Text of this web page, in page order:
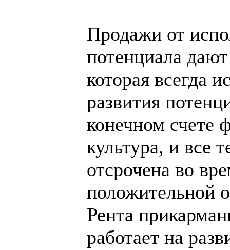
Продажи от
потенциала
которая всегда
развития
конечном счете
культура, и все
отсрочена во
положительной
Рента
работает на